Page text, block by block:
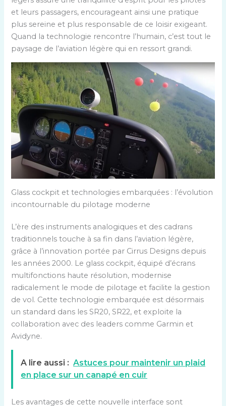
et leurs passagers, encourageant ainsi une pratique
plus sereine et plus responsable de ce loisir exigeant.
Quand la technologie rencontre l’humain, c’est tout le
paysage de l’aviation légère qui en ressort grandi.
Glass cockpit et technologies embarquées : l’évolution
incontournable du pilotage moderne
L’ère des instruments analogiques et des cadrans
traditionnels touche à sa fin dans l’aviation légère,
grâce à l’innovation portée par Cirrus Designs depuis
les années 2000. Le glass cockpit, équipé d’écrans
multifonctions haute résolution, modernise
radicalement le mode de pilotage et facilite la gestion
de vol. Cette technologie embarquée est désormais
un standard dans les SR20, SR22, et exploite la
collaboration avec des leaders comme Garmin et
Avidyne.
A lire aussi : Astuces pour maintenir un plaid
en place sur un canapé en cuir
Les avantages de cette nouvelle interface sont